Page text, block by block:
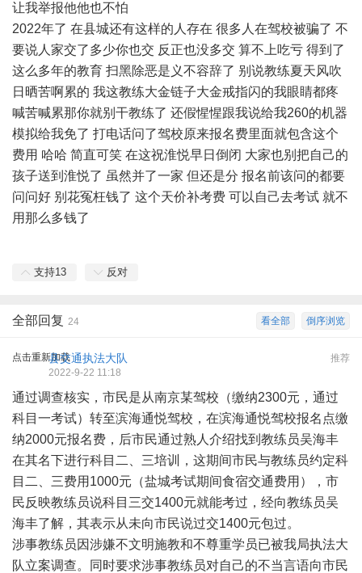
让我举报他他也不怕
2022年了 在县城还有这样的人存在 很多人在驾校被骗了 不
要说人家交了多少你也交 反正也没多交 算不上吃亏 得到了
这么多年的教育 扫黑除恶是义不容辞了 别说教练夏天风吹
日晒苦啊累的 我这教练大金链子大金戒指闪的我眼睛都疼
喊苦喊累那你就别干教练了 还假惺惺跟我说给我260的机器
模拟给我免了 打电话问了驾校原来报名费里面就包含这个
费用 哈哈 简直可笑 在这祝淮悦早日倒闭 大家也别把自己的
孩子送到淮悦了 虽然并了一家 但还是分 报名前该问的都要
问问好 别花冤枉钱了 这个天价补考费 可以自己去考试 就不
用那么多钱了
支持13 反对
倒序浏览
看全部
全部回复 24
点击重新加载 推荐
县交通执法大队
2022-9-22 11:18
通过调查核实，市民是从南京某驾校（缴纳2300元，通过
科目一考试）转至滨海通悦驾校，在滨海通悦驾校报名点缴
纳2000元报名费，后市民通过熟人介绍找到教练员吴海丰
在其名下进行科目二、三培训，这期间市民与教练员约定科
目二、三费用1000元（盐城考试期间食宿交通费用），市
民反映教练员说科目三交1400元就能考过，经向教练员吴
海丰了解，其表示从未向市民说过交1400元包过。
涉事教练员因涉嫌不文明施教和不尊重学员已被我局执法大
队立案调查。同时要求涉事教练员对自己的不当言语向市民